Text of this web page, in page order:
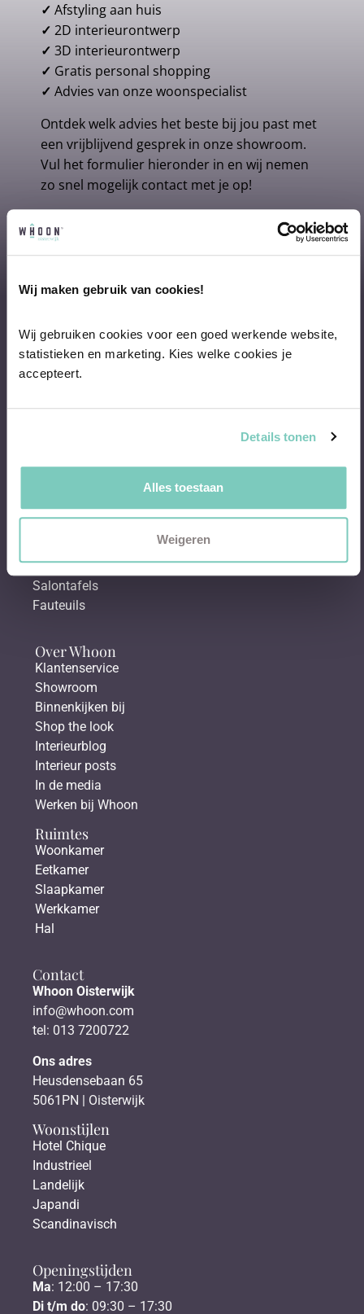
Wij maken gebruik van cookies!
Wij gebruiken cookies voor een goed werkende website,
statistieken en marketing. Kies welke cookies je
accepteert.
Details tonen
Alles toestaan
Weigeren
✓ Afstyling aan huis
✓ 2D interieurontwerp
✓ 3D interieurontwerp
✓ Gratis personal shopping
✓ Advies van onze woonspecialist
Ontdek welk advies het beste bij jou past met
een vrijblijvend gesprek in onze showroom.
Vul het formulier hieronder in en wij nemen
zo snel mogelijk contact met je op!
Plan een vrijblijvend advies
Advies
2D & 3D interieurontwerp
3D interieurontwerp
Bestsellers
Eettafels
Salontafels
Fauteuils
Over Whoon
Klantenservice
Showroom
Binnenkijken bij
Shop the look
Interieurblog
Interieur posts
In de media
Werken bij Whoon
Ruimtes
Woonkamer
Eetkamer
Slaapkamer
Werkkamer
Hal
Contact
Whoon Oisterwijk
info@whoon.com
tel: 013 7200722
Ons adres
Heusdensebaan 65
5061PN | Oisterwijk
Woonstijlen
Hotel Chique
Industrieel
Landelijk
Japandi
Scandinavisch
Openingstijden
Ma: 12:00 – 17:30
Di t/m do: 09:30 – 17:30